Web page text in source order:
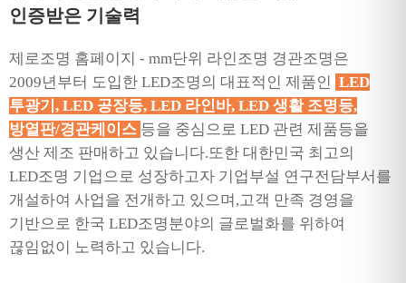
인증받은 기술력
제로조명 홈페이지 - mm단위 라인조명 경관조명은
2009년부터 도입한 LED조명의 대표적인 제품인 LED
투광기, LED 공장등, LED 라인바, LED 생활 조명등,
방열판/경관케이스 등을 중심으로 LED 관련 제품등을
생산 제조 판매하고 있습니다.또한 대한민국 최고의
LED조명 기업으로 성장하고자 기업부설 연구전담부서를
개설하여 사업을 전개하고 있으며,고객 만족 경영을
기반으로 한국 LED조명분야의 글로벌화를 위하여
끊임없이 노력하고 있습니다.